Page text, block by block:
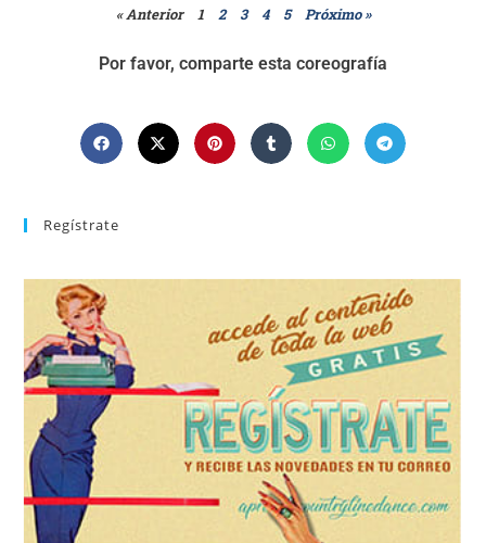
« Anterior 1 2 3 4 5 Próximo »
Por favor, comparte esta coreografía
Regístrate
Tras registrarte tendrás acceso completo a la web. Puedes
consultar el directorio alfabético de vídeos tutoriales y
aprender la coreografía que más te apetezca. Recibirás en tu
correo la newsletter con las novedades tanto en el blog, como
de nuevos bailes. En cualquier momento puedes dar de baja
tu suscripción a la newsletter sin dejar de estar registrado.
REGÍSTRATE